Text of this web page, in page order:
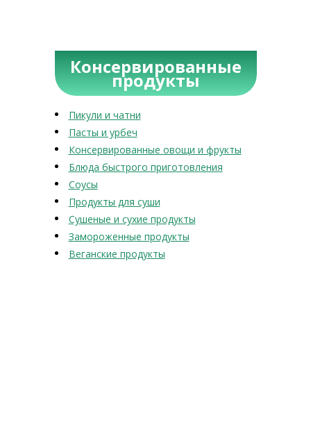
Консервированные
продукты
Пикули и чатни
Пасты и урбеч
Консервированные овощи и фрукты
Блюда быстрого приготовления
Соусы
Продукты для суши
Сушеные и сухие продукты
Замороженные продукты
Веганские продукты